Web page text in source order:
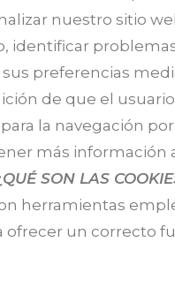
nuestro sitio
identificar
preferencias
de que el
la navegación
más información
SON LAS
herramientas
ofrecer un correcto